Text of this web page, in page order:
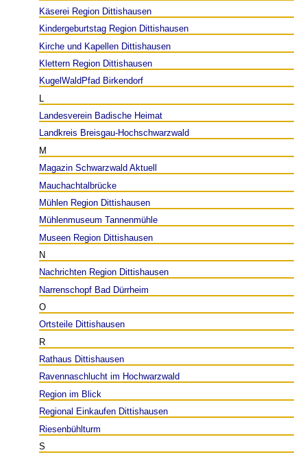
Käserei Region Dittishausen
Kindergeburtstag Region Dittishausen
Kirche und Kapellen Dittishausen
Klettern Region Dittishausen
KugelWaldPfad Birkendorf
L
Landesverein Badische Heimat
Landkreis Breisgau-Hochschwarzwald
M
Magazin Schwarzwald Aktuell
Mauchachtalbrücke
Mühlen Region Dittishausen
Mühlenmuseum Tannenmühle
Museen Region Dittishausen
N
Nachrichten Region Dittishausen
Narrenschopf Bad Dürrheim
O
Ortsteile Dittishausen
R
Rathaus Dittishausen
Ravennaschlucht im Hochwarzwald
Region im Blick
Regional Einkaufen Dittishausen
Riesenbühlturm
S